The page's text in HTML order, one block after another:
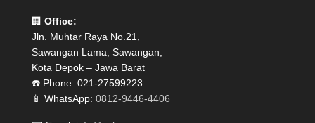
🏢 Office:
Jln. Muhtar Raya No.21,
Sawangan Lama, Sawangan,
Kota Depok – Jawa Barat
☎️ Phone: 021-27599223
📱 WhatsApp: 0812-9446-4406